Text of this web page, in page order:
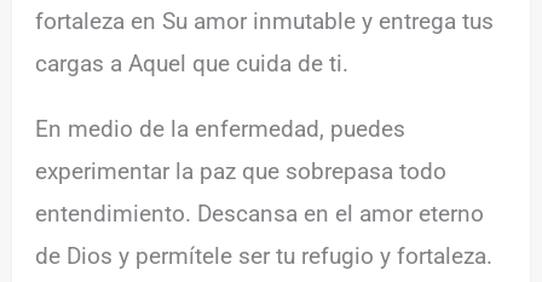
fortaleza en Su amor inmutable y entrega tus
cargas a Aquel que cuida de ti.
En medio de la enfermedad, puedes
experimentar la paz que sobrepasa todo
entendimiento. Descansa en el amor eterno
de Dios y permítele ser tu refugio y fortaleza.